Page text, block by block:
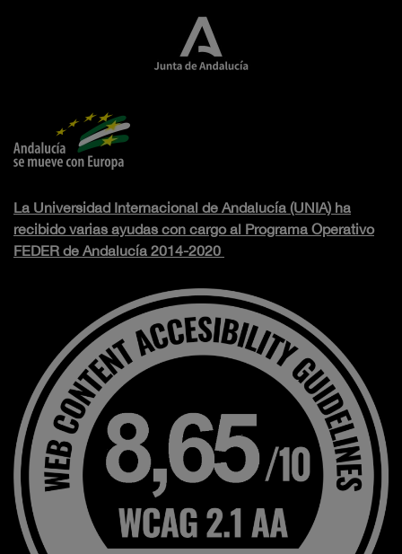
La Universidad Internacional de Andalucía (UNIA) ha
recibido varias ayudas con cargo al Programa Operativo
FEDER de Andalucía 2014-2020